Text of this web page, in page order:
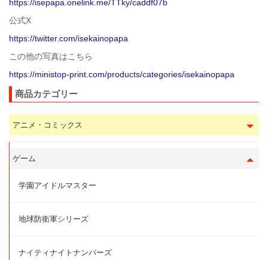
https://isepapa.onelink.me/TTky/caddf07b
公式X
https://twitter.com/isekainopapa
この他の写真はこちら
https://ministop-print.com/products/categories/isekainopapa
商品カテゴリー
アニメ・コミックス
ゲーム
学園アイドルマスター
地球防衛軍シリーズ
ナイティナイトナンバーズ